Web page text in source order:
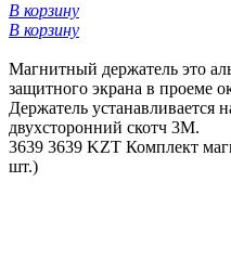
В корзину
В корзину
Магнитный держатель это
защитного экрана в проеме
Держатель устанавливается
двухсторонний скотч 3М.
3639 3639 KZT Комплект
шт.)